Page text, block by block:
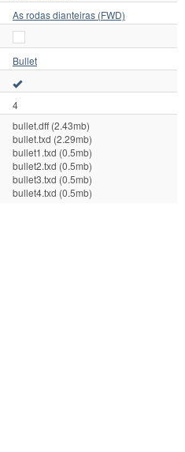
As rodas dianteiras (FWD)
Bullet
4
bullet.dff (2.43mb)
bullet.txd (2.29mb)
bullet1.txd (0.5mb)
bullet2.txd (0.5mb)
bullet3.txd (0.5mb)
bullet4.txd (0.5mb)